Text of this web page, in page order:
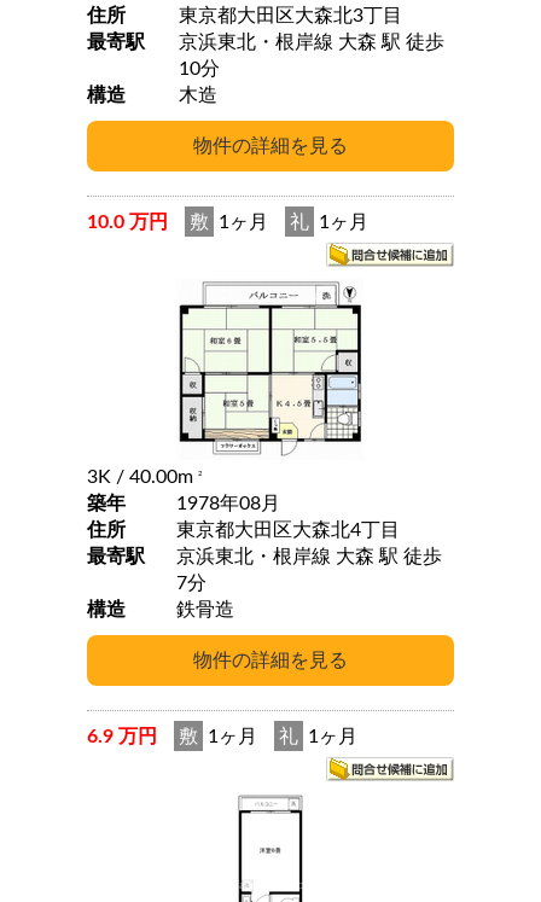
住所
東京都大田区大森北3丁目
最寄駅
京浜東北・根岸線 大森 駅 徒歩
10分
構造
木造
10.0 万円 敷 1ヶ月 礼 1ヶ月
3K / 40.00m 2
築年
1978年08月
住所
東京都大田区大森北4丁目
最寄駅
京浜東北・根岸線 大森 駅 徒歩
7分
構造
鉄骨造
6.9 万円 敷 1ヶ月 礼 1ヶ月